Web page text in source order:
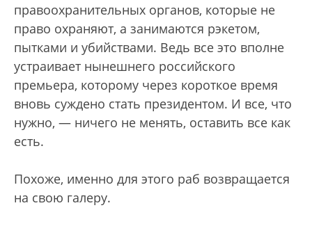
правоохранительных органов, которые не
право охраняют, а занимаются рэкетом,
пытками и убийствами. Ведь все это вполне
устраивает нынешнего российского
премьера, которому через короткое время
вновь суждено стать президентом. И все, что
нужно, — ничего не менять, оставить все как
есть.
Похоже, именно для этого раб возвращается
на свою галеру.